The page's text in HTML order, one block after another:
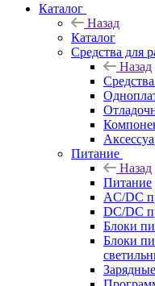
Каталог
Назад
Каталог
Средства для
Назад
Питание
Назад
Питание
AC/DC
DC/DC
Блоки
Блоки